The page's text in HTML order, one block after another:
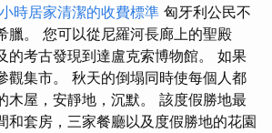
時居家清潔的收費標準 匈牙利公民不
臘。 您可以從尼羅河長廊上的聖殿
的考古發現到達盧克索博物館。 如果
觀集市。 秋天的倒塌同時使每個人都
木屋，安靜地，沉默。 該度假勝地最
和套房，三家餐廳以及度假勝地的花園